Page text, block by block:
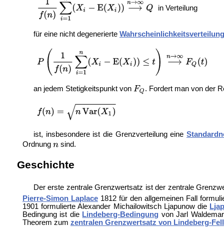
in Verteilung
für eine nicht degenerierte Wahrscheinlichkeitsverteilung
an jedem Stetigkeitspunkt von . Fordert man von der
ist, insbesondere ist die Grenzverteilung eine
Ordnung
sind.
Geschichte
Der erste zentrale Grenzwertsatz ist der zentrale
Pierre-Simon Laplace 1812 für den allgemeinen Fall
1901 formulierte Alexander Michailowitsch Ljapunow die
Bedingung ist die Lindeberg-Bedingung von Jarl
Theorem zum zentralen Grenzwertsatz von Lindeberg-